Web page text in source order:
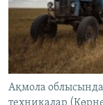
Басқа
Ақмола